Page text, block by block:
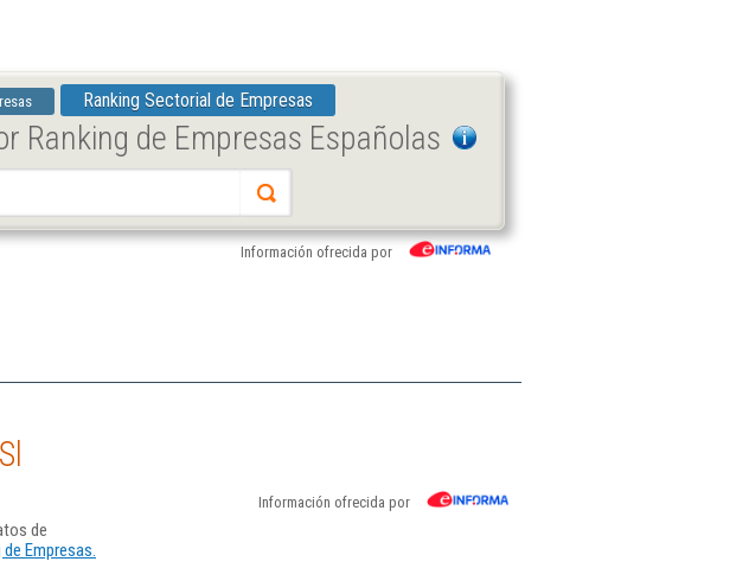
Ranking Sectorial de Empresas
Ranking de Empresas Españolas
Información ofrecida por
Información ofrecida por
de
Empresas.